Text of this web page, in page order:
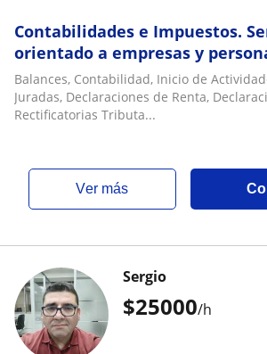
Contabilidades e Impuestos.
orientado a empresas y
soy un profesional de amplia
Balances, Contabilidad, Inicio de
Juradas, Declaraciones de Renta,
Rectificatorias Tributa...
ver más
$25000/h
Sergio